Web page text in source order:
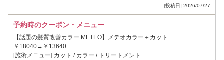
[投稿日] 2026/07/27
予約時のクーポン・メニュー
【話題の髪質改善カラー METEO】メテオカラー＋カット
￥18040→￥13640
[施術メニュー] カット / カラー / トリートメント